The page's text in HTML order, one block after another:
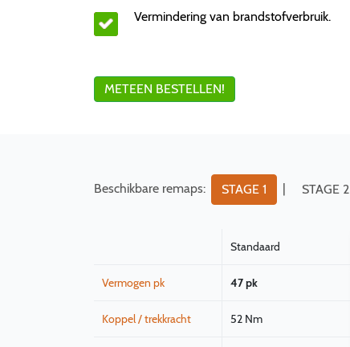
Vermindering van brandstofverbruik.
METEEN BESTELLEN!
Beschikbare remaps: STAGE 1 | STAGE 2
Standaard
Vermogen pk 47 pk
Koppel / trekkracht 52 Nm